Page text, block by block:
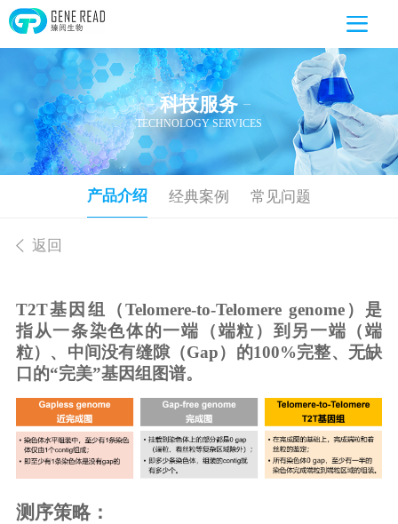
— 科技服务 —
TECHNOLOGY SERVICES
产品介绍 经典案例 常见问题
返回
T2T基因组（Telomere-to-Telomere genome）是
指从一条染色体的一端（端粒）到另一端（端
粒）、中间没有缝隙（Gap）的100%完整、无缺
口的“完美”基因组图谱。
测序策略：